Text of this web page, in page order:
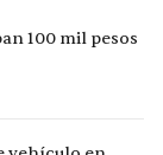
100 mil pesos